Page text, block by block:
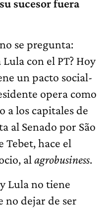
sucesor fuera
se pregunta:
con el PT? Hoy
un pacto social-
opera como
a los capitales de
al Senado por São
Tebet, hace el
al agrobusiness.
Lula no tiene
no dejar de ser